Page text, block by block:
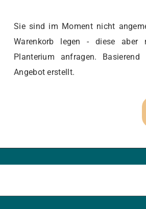
Sie sind im Moment nicht
Warenkorb legen - diese aber
Planterium anfragen.
Angebot erstellt.